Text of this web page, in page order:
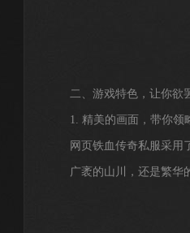
二、游戏特色，让你欲
1. 精美的画面，带你领
网页铁血传奇私服采用
广袤的山川，还是繁华